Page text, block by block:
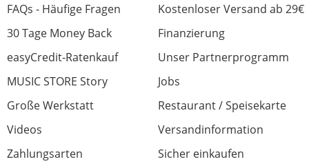
FAQs - Häufige Fragen
Kostenloser Versand ab 29€
30 Tage Money Back
Finanzierung
easyCredit-Ratenkauf
Unser Partnerprogramm
MUSIC STORE Story
Jobs
Große Werkstatt
Restaurant / Speisekarte
Videos
Versandinformation
Zahlungsarten
Sicher einkaufen